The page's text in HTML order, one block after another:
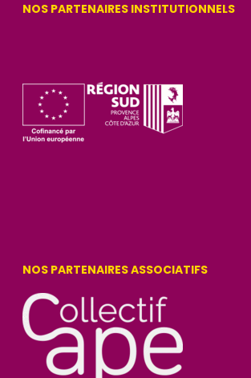
NOS PARTENAIRES INSTITUTIONNELS
NOS PARTENAIRES ASSOCIATIFS